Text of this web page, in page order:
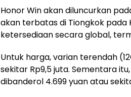
Honor Win akan diluncurkan
akan terbatas di Tiongkok pada
ketersediaan secara global,
Untuk harga, varian terendah
sekitar Rp9,5 juta. Sementara
dibanderol 4.699 yuan atau